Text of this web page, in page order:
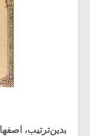
بدین‌ترتیب،